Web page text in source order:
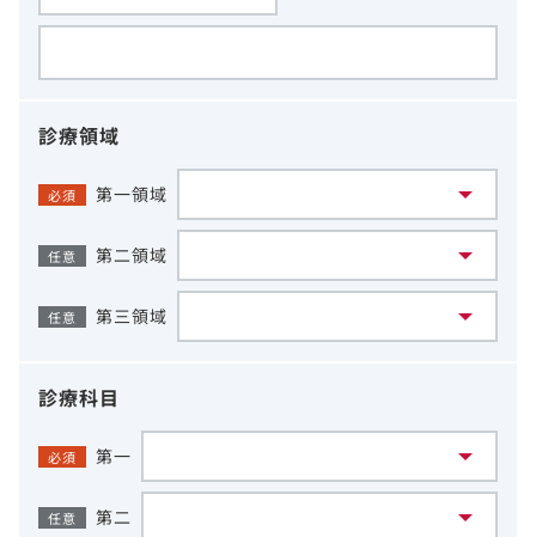
診療領域
必須 第一領域
任意 第二領域
任意 第三領域
診療科目
必須 第一
任意 第二